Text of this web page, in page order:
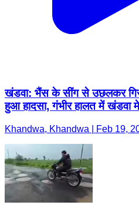
खंडवा: भैंस के सींग से उछलकर
हुआ हादसा, गंभीर हालत में खंडवा
Khandwa, Khandwa | Feb 19,